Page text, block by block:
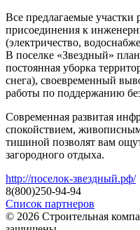
Все предлагаемые участки
присоединения к
(электричество,
В поселке «Звездный»
постоянная уборка
снега), своевременный
работы по поддержанию
Современная развитая
спокойствием,
тишиной позволят вам
загородного отдыха.
http://поселок-звездный.рф/
8(800)250-94-94
Список партнеров
© 2026 Строительная